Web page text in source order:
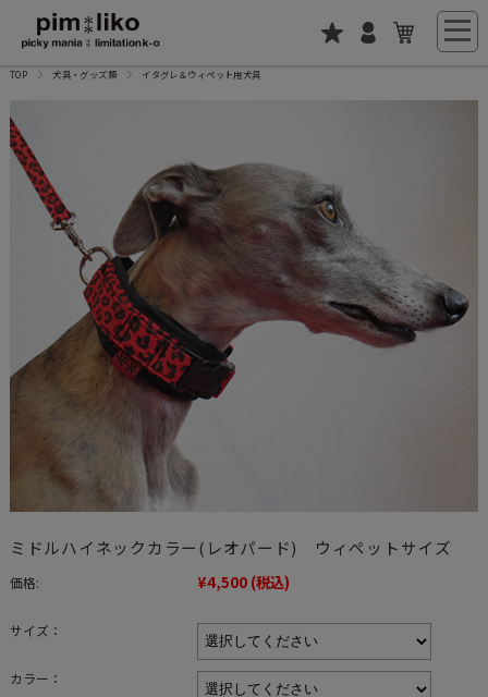
TOP 犬具・グッズ類 イタグレ＆ウィペット用犬具
ミドルハイネックカラー(レオパード) ウィペットサイズ
価格: ¥4,500 (税込)
サイズ：
カラー：